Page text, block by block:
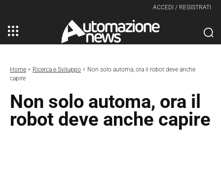
ACCEDI / REGISTRATI
Home Ricerca e Sviluppo
Non solo automa, ora il robot deve anche
capire
Non solo automa, ora il
robot deve anche capire